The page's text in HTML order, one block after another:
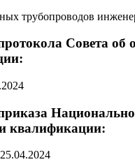
трубопроводов
Совета об
квалификации: